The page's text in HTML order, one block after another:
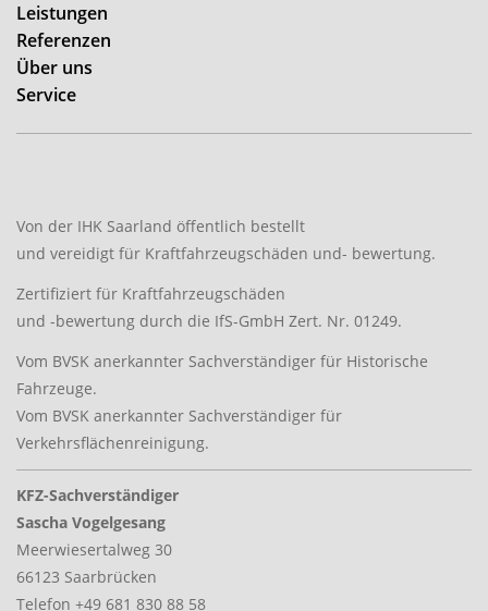
Leistungen
Referenzen
Über uns
Service
Von der IHK Saarland öffentlich bestellt
und vereidigt für Kraftfahrzeugschäden und- bewertung.
Zertifiziert für Kraftfahrzeugschäden
und -bewertung durch die IfS-GmbH Zert. Nr. 01249.
Vom BVSK anerkannter Sachverständiger für Historische
Fahrzeuge.
Vom BVSK anerkannter Sachverständiger für
Verkehrsflächenreinigung.
KFZ-Sachverständiger
Sascha Vogelgesang
Meerwiesertalweg 30
66123 Saarbrücken
Telefon +49 681 830 88 58